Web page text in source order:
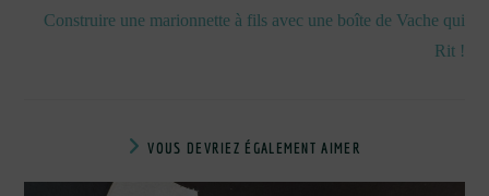
Construire une marionnette à fils avec une boîte de Vache qui
Rit !
VOUS DEVRIEZ ÉGALEMENT AIMER